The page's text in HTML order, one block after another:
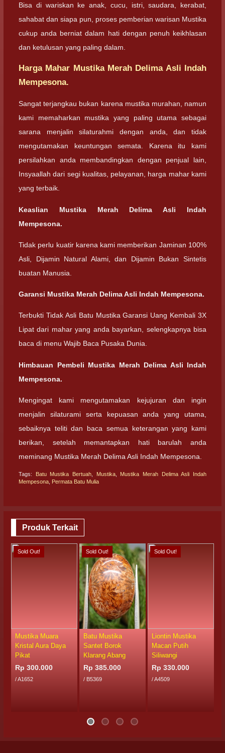
Bisa di wariskan ke anak, cucu, istri, saudara, kerabat,
sahabat dan siapa pun, proses pemberian warisan Mustika
cukup anda berniat dalam hati dengan penuh keikhlasan
dan ketulusan yang paling dalam.
Harga Mahar Mustika Merah Delima Asli Indah
Mempesona.
Sangat terjangkau bukan karena mustika murahan, namun
kami memaharkan mustika yang paling utama sebagai
sarana menjalin silaturahmi dengan anda, dan tidak
mengutamakan keuntungan semata. Karena itu kami
persilahkan anda membandingkan dengan penjual lain,
Insyaallah dari segi kualitas, pelayanan, harga mahar kami
yang terbaik.
Keaslian Mustika Merah Delima Asli Indah
Mempesona.
Tidak perlu kuatir karena kami memberikan Jaminan 100%
Asli, Dijamin Natural Alami, dan Dijamin Bukan Sintetis
buatan Manusia.
Garansi Mustika Merah Delima Asli Indah Mempesona.
Terbukti Tidak Asli Batu Mustika Garansi Uang Kembali 3X
Lipat dari mahar yang anda bayarkan, selengkapnya bisa
baca di menu Wajib Baca Pusaka Dunia.
Himbauan Pembeli Mustika Merah Delima Asli Indah
Mempesona.
Mengingat kami mengutamakan kejujuran dan ingin
menjalin silaturami serta kepuasan anda yang utama,
sebaiknya teliti dan baca semua keterangan yang kami
berikan, setelah memantapkan hati barulah anda
meminang Mustika Merah Delima Asli Indah Mempesona.
Tags: Batu Mustika Bertuah Mustika, Mustika Merah Delima Asli Indah
Mempesona Permata Batu Mulia
Produk Terkait
Sold Out!
Mustika Muara
Kristal Aura Daya
Pikat
Rp 300.000
/ A1652
Sold Out!
Batu Mustika
Santet Borok
Klarang Abang
Rp 385.000
/ B5369
Sold Out!
Liontin Mustika
Macan Putih
Siliwangi
Rp 330.000
/ A4509